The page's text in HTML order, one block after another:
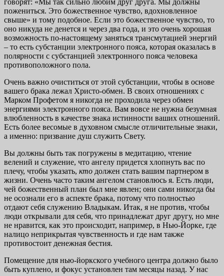
говорят: «Мы так сильно любим друг друга. Мы должны
пожениться. Это божественное чувство, вдохновленное
свыше» и тому подобное. Если это божественное чувство, то
оно никуда не денется и через два года, и это очень хорошая
возможность по-настоящему заняться трансмутацией энергий
– то есть субстанции электронного пояса, которая оказалась в
полярности с субстанцией электронного пояса человека
противоположного пола.
Очень важно очиститься от этой субстанции, чтобы в основе
вашего брака лежал Христо-обмен. В своих отношениях с
Марком Профетом я никогда не проходила через обмен
энергиями электронного пояса. Вам вовсе не нужна безумная
влюбленность в качестве знака истинности ваших отношений.
Есть более весомые в духовном смысле отличительные знаки,
а именно: призвание душ служить Свету.
Вы должны быть так погружены в медитацию, чтение
велений и служение, что ангелу придется хлопнуть вас по
плечу, чтобы указать, кто должен стать вашим партнером в
жизни. Очень часто таким ангелом становлюсь я. Есть люди,
чей божественный план был мне явлен; они сами никогда бы
не осознали его в аспекте брака, потому что полностью
отдают себя служению Владыкам. Итак, я не против, чтобы
люди открывали для себя, что принадлежат друг другу, но мне
не нравится, как это происходит, например, в Нью-Йорке, где
налицо неприкрытая чувственность и где нам также
противостоит денежная бестия.
Помещение для нью-йоркского учебного центра должно было
быть куплено, и фокус установлен там месяцы назад. У нас